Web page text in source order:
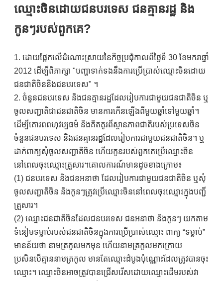
ឈ្មោះចិនដោយជនបរទេស ជនគ្មានរដ្ឋ និង
កូនៗរបស់ពួកគេ?
1. ដោយផ្អែកលើដំណោះស្រាយនៃកិច្ចប្រជុំកាលពីថ្ងៃទី 30 ខែមករាឆ្នាំ
2012 ដើម្បីពិភាក្សា "បញ្ហាទាក់ទងនឹងការប្រើប្រាស់ឈ្មោះចិនដោយ
ជនជាតិចិននិងជនបរទេស" ។
2. ចំនួនជនបរទេស និងជនគ្មានរដ្ឋដែលរៀបការជាមួយជនជាតិចិន ឬ
ចូលសញ្ជាតិជាជនជាតិចិន មានការកើនឡើងពីមួយឆ្នាំទៅមួយឆ្នាំ។
ដើម្បីគោរពពហុវប្បធម៌ និងគិតគូរពីស្ថានភាពជាតិរបស់ប្រទេសចិន
ចំនួនជនបរទេស និងជនគ្មានរដ្ឋដែលរៀបការជាមួយជនជាតិចិន។ ឬ
ដាក់ពាក្យសុំចូលសញ្ជាតិចិន ហើយកូនរបស់ពួកគេប្រើឈ្មោះចិន
នៅពេលចុះឈ្មោះគ្រួសារ។គោលការណ៍មានដូចខាងក្រោម៖
(1) ជនបរទេស និងជនអនាថា ដែលរៀបការជាមួយជនជាតិចិន ឬសុំ
ចូលសញ្ជាតិចិន និងកូនៗត្រូវប្រើឈ្មោះចិននៅពេលចុះឈ្មោះក្នុងបញ្ជី
គ្រួសារ។
(2) ឈ្មោះជនជាតិចិនដែលជនបរទេស ជនអនាថា និងកូនៗ យកតាម
ទំនៀមទម្លាប់របស់ជនជាតិចិនក្នុងការប្រើប្រាស់ឈ្មោះ ពាក្យ “ទម្លាប់”
មានន័យថា នាមត្រកូលមកមុន ហើយនាមត្រកូលមកក្រោយ
ប្រសិនបើគ្មាននាមត្រកូល មានតែឈ្មោះដំបូងប៉ុណ្ណោះដែលត្រូវបានចុះ
ឈ្មោះ។ ឈ្មោះចិនអាចត្រូវបានជ្រើសរើសដោយឈ្មោះដើមរបស់វា